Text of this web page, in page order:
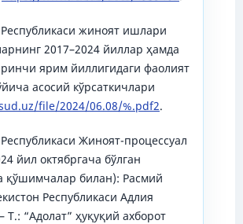
жиноят ишлари
2017–2024 йиллар ҳамда
ярим йиллигидаги фаолият
асосий кўрсаткичлари
file/2024/06.08/%.pdf2.
Жиноят-процессуал
йил октябргача бўлган
қўшимчалар билан): Расмий
Республикаси Адлия
Т.: “Адолат” ҳуқуқий ахборот